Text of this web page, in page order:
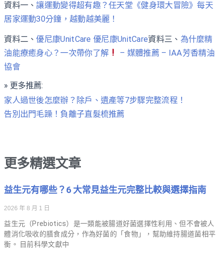
資料一、讓運動變得超有趣？任天堂《健身環大冒險》每天
居家運動30分鐘，越動越美麗！
資料二、優尼康UnitCare 優尼康UnitCare資料三、 為什麼精
油能療癒身心？一次帶你了解
– 媒體推薦 – IAA芳香精油
協會
» 更多推薦:
家人過世後怎麼辦？除戶、遺產等7步驟完整流程！
告別出門毛躁！負離子直髮梳推薦
更多精選文章
益生元有哪些？6 大常見益生元完整比較與選擇指南
2026 年 8 月 1 日
益生元（Prebiotics）是一類能被腸道好菌選擇性利用、但不會被人
體消化吸收的膳食成分，作為好菌的「食物」，幫助維持腸道菌相平
衡。 目前科學文獻中